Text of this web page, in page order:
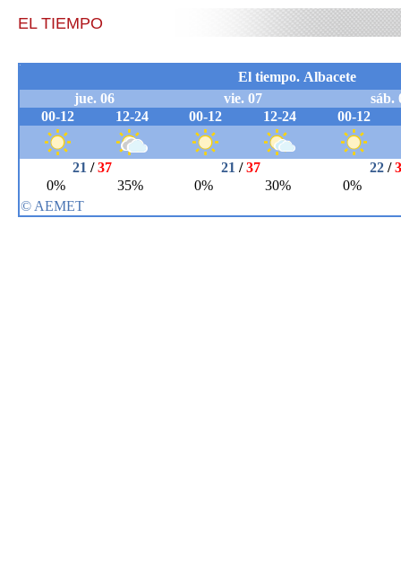
EL TIEMPO